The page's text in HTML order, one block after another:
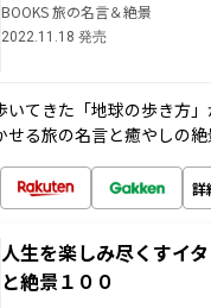
BOOKS 旅の名言＆絶景
2022.11.18 発売
いてきた「地球の歩き方
せる旅の名言と癒やしの絶
詳
人生を楽しみ尽くすイ
と絶景１００